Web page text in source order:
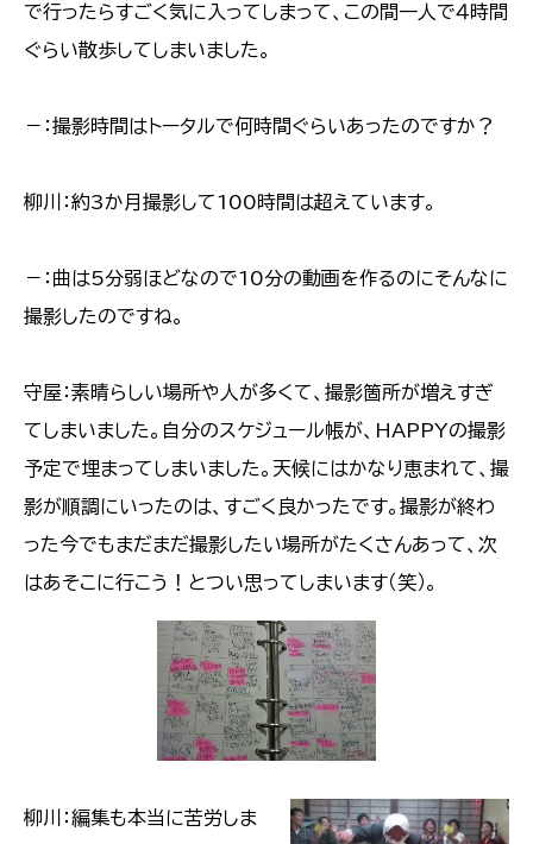
で行ったらすごく気に入ってしまって、この間一人で４時間
ぐらい散歩してしまいました。
－：撮影時間はトータルで何時間ぐらいあったのですか？
柳川：約3か月撮影して100時間は超えています。
－：曲は5分弱ほどなので10分の動画を作るのにそんなに
撮影したのですね。
守屋：素晴らしい場所や人が多くて、撮影箇所が増えすぎ
てしまいました。自分のスケジュール帳が、HAPPYの撮影
予定で埋まってしまいました。天候にはかなり恵まれて、撮
影が順調にいったのは、すごく良かったです。撮影が終わ
った今でもまだまだ撮影したい場所がたくさんあって、次
はあそこに行こう！とつい思ってしまいます（笑）。
柳川：編集も本当に苦労しま